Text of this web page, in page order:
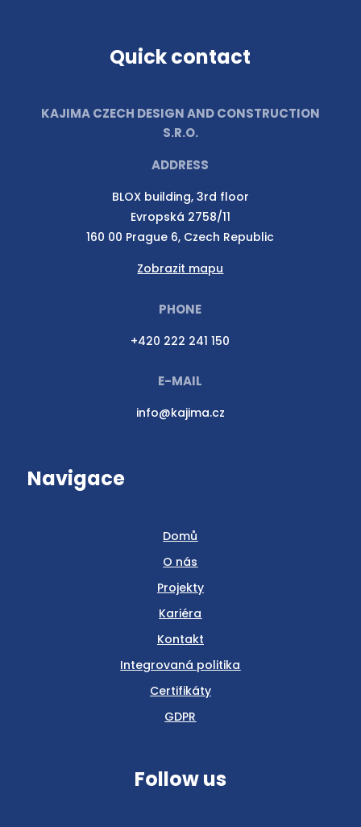
Quick contact
KAJIMA CZECH DESIGN AND CONSTRUCTION
S.R.O.
ADDRESS
BLOX building, 3rd floor
Evropská 2758/11
160 00 Prague 6, Czech Republic
Zobrazit mapu
PHONE
+420 222 241 150
E-MAIL
info@kajima.cz
Navigace
Domů
O nás
Projekty
Kariéra
Kontakt
Integrovaná politika
Certifikáty
GDPR
Follow us